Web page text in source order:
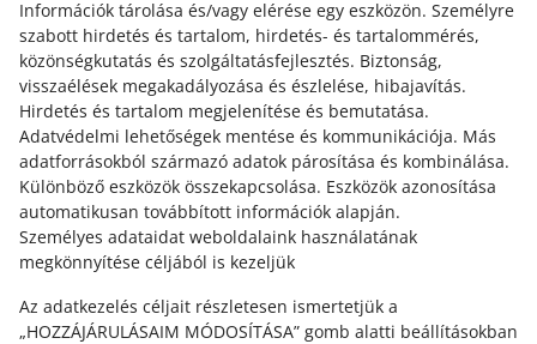
Információk tárolása és/vagy elérése egy eszközön. Személyre
szabott hirdetés és tartalom, hirdetés- és tartalommérés,
közönségkutatás és szolgáltatásfejlesztés. Biztonság,
visszaélések megakadályozása és észlelése, hibajavítás.
Hirdetés és tartalom megjelenítése és bemutatása.
Adatvédelmi lehetőségek mentése és kommunikációja. Más
adatforrásokból származó adatok párosítása és kombinálása.
Különböző eszközök összekapcsolása. Eszközök azonosítása
automatikusan továbbított információk alapján.
Személyes adataidat weboldalaink használatának
megkönnyítése céljából is kezeljük
Az adatkezelés céljait részletesen ismertetjük a
„HOZZÁJÁRULÁSAIM MÓDOSÍTÁSA” gomb alatti beállításokban
ennyiből: 2
Segítségre van szükséged?
VEDD FEL VELÜNK A KAPCSOLATOT